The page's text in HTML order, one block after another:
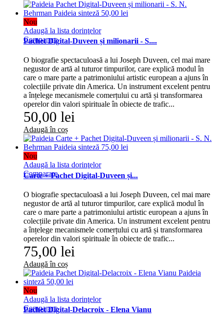
Nou
Adaugă la lista dorinţelor
Comparare
Pachet Digital-Duveen și milionarii - S....
O biografie spectaculoasă a lui Joseph Duveen, cel mai mare
negustor de artă al tuturor timpurilor, care explică modul în
care o mare parte a patrimoniului artistic european a ajuns în
colecțiile private din America. Un instrument excelent pentru
a înțelege mecanismele comerțului cu artă și transformarea
operelor din valori spirituale în obiecte de trafic...
50,00 lei
Adaugă în coș
Nou
Adaugă la lista dorinţelor
Comparare
Carte + Pachet Digital-Duveen și...
O biografie spectaculoasă a lui Joseph Duveen, cel mai mare
negustor de artă al tuturor timpurilor, care explică modul în
care o mare parte a patrimoniului artistic european a ajuns în
colecțiile private din America. Un instrument excelent pentru
a înțelege mecanismele comerțului cu artă și transformarea
operelor din valori spirituale în obiecte de trafic...
75,00 lei
Adaugă în coș
Nou
Adaugă la lista dorinţelor
Comparare
Pachet Digital-Delacroix - Elena Vianu